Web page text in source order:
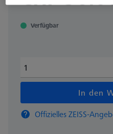
Verfügbar
In den
Offizielles ZEISS-